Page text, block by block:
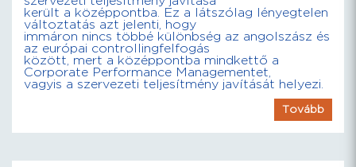
került a középpontba. Ez a látszólag lényegtelen
változtatás azt jelenti, hogy
immáron nincs többé különbség az angolszász és
az európai controllingfelfogás
között, mert a középpontba mindkettő a
Corporate Performance Managementet,
vagyis a szervezeti teljesítmény javítását helyezi.
Tovább